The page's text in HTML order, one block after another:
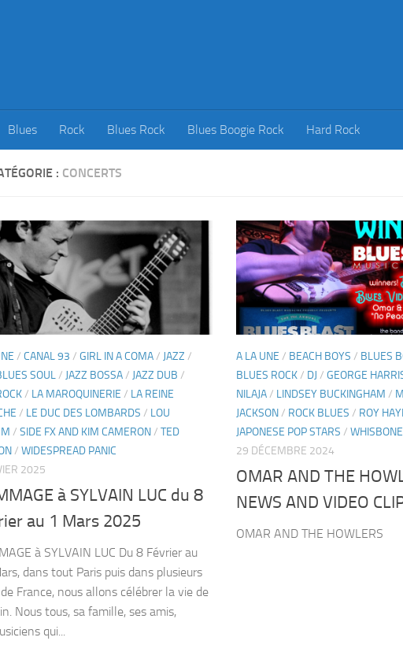
Blues Rock Blues Rock Blues Boogie Rock Hard Rock
: CONCERTS
/ CANAL 93 / GIRL IN A COMA/ JAZZ /
SOUL/ JAZZ BOSSA/ JAZZ DUB /
/ LA MAROQUINERIE / LA REINE
/ LE DUC DES LOMBARDS / LOU
/ SIDE FX AND KIM CAMERON/ TED
/ WIDESPREAD PANIC
2025
à SYLVAIN LUC du 8
au 1 Mars 2025
à SYLVAIN LUC Du 8 Février au
dans tout Paris puis dans plusieurs
France, nous allons célébrer la vie de
Nous tous, sa famille, ses amis,
qui...
A LA UNE / BEACH BOYS / BLUES
BLUES ROCK/ DJ / GEORGE
NILAJA/ LINDSEY BUCKINGHAM /
JACKSON/ ROCK BLUES / ROY
JAPONESE POP STARS /
29 DÉCEMBRE 2024
OMAR AND THE
NEWS AND VIDEO
OMAR AND THE HOWLERS